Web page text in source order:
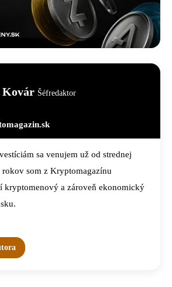
Kovár Šéfredaktor
sa venujem už od strednej
som z Kryptomagazínu
kryptomenový a zároveň ekonomický